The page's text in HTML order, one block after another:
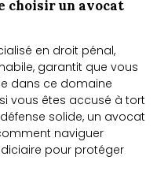
choisir un avocat
en droit pénal,
garantit que vous
dans ce domaine
vous êtes accusé à tort
solide, un avocat
naviguer
pour protéger